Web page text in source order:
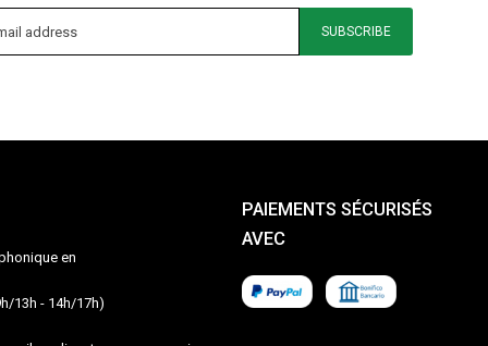
SUBSCRIBE
en
13h - 14h/17h)
PAIEMENTS SÉCURISÉS
AVEC